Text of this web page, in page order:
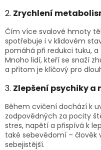
2. Zrychlení
Čím více svalové hmoty
spotřebuje i v klidovém
pomáhá při redukci tuku,
Mnoho lidí, kteří se snaží
a přitom je klíčový pro
3. Zlepšení psychiky a
Během cvičení dochází k
zodpovědných za pocity
stres, napětí a přispívá k
také sebevědomí – člověk
sebejistější.